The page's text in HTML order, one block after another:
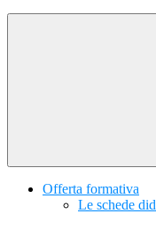
Offerta formativa
Le schede